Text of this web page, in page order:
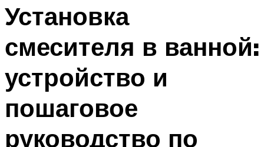
Установка
смесителя в ванной:
устройство и
пошаговое
руководство по